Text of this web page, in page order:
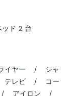
ッド2台
イヤー / シャ
テレビ / コー
/ アイロン /